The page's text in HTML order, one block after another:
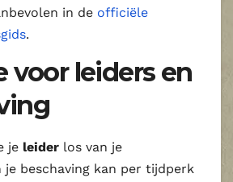
in de officiële
.
voor leiders en
je leider los van je
je beschaving kan per tijdperk